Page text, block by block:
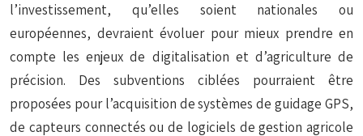
l’investissement, qu’elles soient nationales ou
européennes, devraient évoluer pour mieux prendre en
compte les enjeux de digitalisation et d’agriculture de
précision. Des subventions ciblées pourraient être
proposées pour l’acquisition de systèmes de guidage GPS,
de capteurs connectés ou de logiciels de gestion agricole